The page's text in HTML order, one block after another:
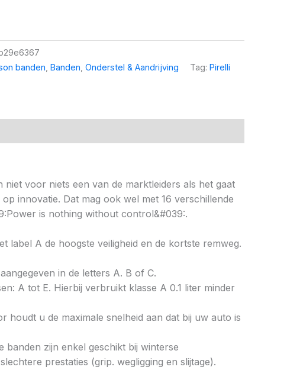
banden Banden Onderstel & Aandrijving Tag: Pirelli
voor niets een van de marktleiders als het gaat
innovatie. Dat mag ook wel met 16 verschillende
is nothing without control&#039:.
label A de hoogste veiligheid en de kortste remweg.
in de letters A. B of C.
A tot E. Hierbij verbruikt klasse A 0.1 liter minder
houdt u de maximale snelheid aan dat bij uw auto is
banden zijn enkel geschikt bij winterse
prestaties (grip. wegligging en slijtage).